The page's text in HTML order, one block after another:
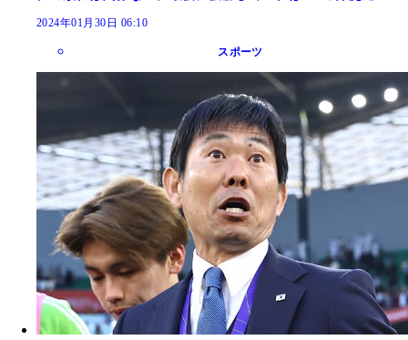
2024年01月30日 06:10
スポーツ